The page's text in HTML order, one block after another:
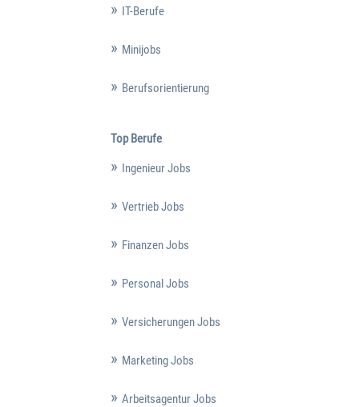
IT-Berufe
Minijobs
Berufsorientierung
Top Berufe
Ingenieur Jobs
Vertrieb Jobs
Finanzen Jobs
Personal Jobs
Versicherungen Jobs
Marketing Jobs
Arbeitsagentur Jobs